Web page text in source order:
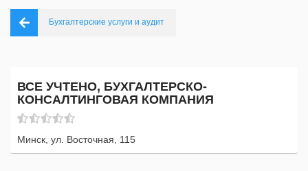
Бухгалтерские услуги и аудит
ВСЕ УЧТЕНО, БУХГАЛТЕРСКО-
КОНСАЛТИНГОВАЯ КОМПАНИЯ
Минск, ул. Восточная, 115